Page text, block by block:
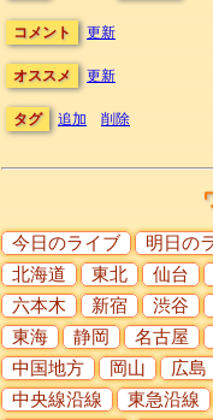
コメント 更新
オススメ 更新
タグ 追加 削除
今日のライブ 明日の
北海道
東北 仙台
六本木
新宿 渋谷
東海
静岡 名古屋
中国地方
岡山 広島
中央線沿線
東急沿線